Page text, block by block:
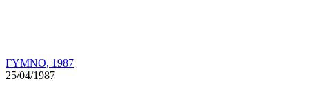
ΓΥΜΝΟ, 1987
25/04/1987